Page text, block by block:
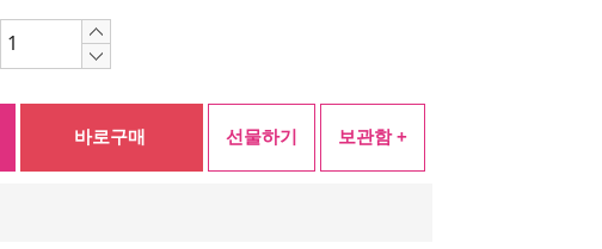
바로구매 선물하기 보관함 +